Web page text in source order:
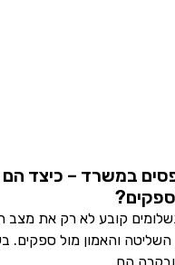
במשרד – כיצד הם
קובע לא רק את
והאמון מול ספקים.